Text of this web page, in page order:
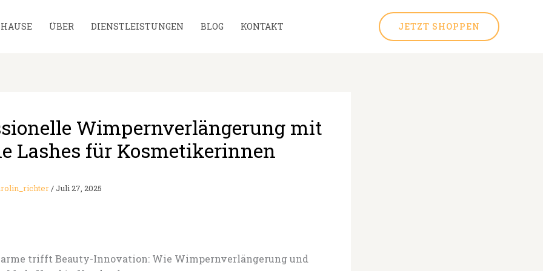
ÜBER DIENSTLEISTUNGEN BLOG KONTAKT JETZT SHOPPEN
Wimpernverlängerung mit
Lashes für Kosmetikerinnen
/ Juli 27, 2025
trifft Beauty-Innovation: Wie Wimpernverlängerung und